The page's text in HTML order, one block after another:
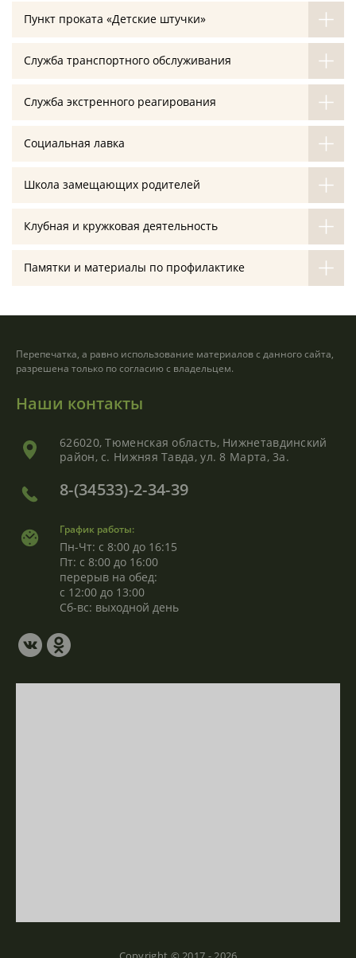
Пункт проката «Детские штучки»
Служба транспортного обслуживания
Служба экстренного реагирования
Социальная лавка
Школа замещающих родителей
Клубная и кружковая деятельность
Памятки и материалы по профилактике
Перепечатка, а равно использование материалов с данного сайта,
разрешена только по согласию с владельцем.
Наши контакты
626020, Тюменская область, Нижнетавдинский
район, с. Нижняя Тавда, ул. 8 Марта, 3а.
8-(34533)-2-34-39
График работы:
Пн-Чт: с 8:00 до 16:15
Пт: с 8:00 до 16:00
перерыв на обед:
с 12:00 до 13:00
Сб-вс: выходной день